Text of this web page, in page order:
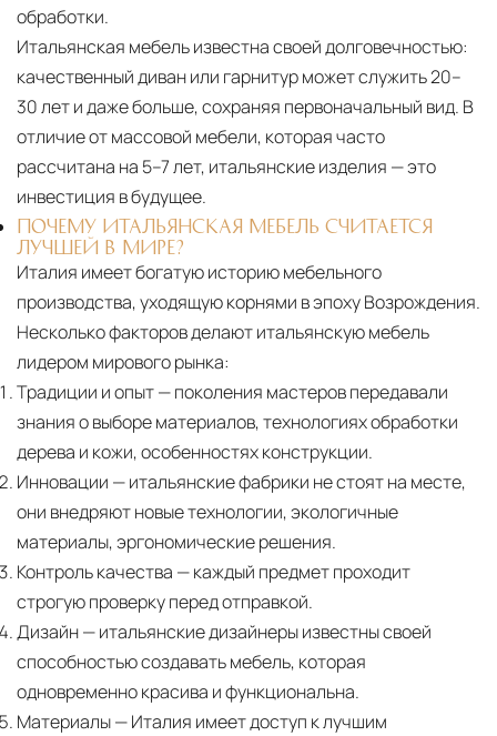
обработки.
Итальянская мебель известна своей долговечностью:
качественный диван или гарнитур может служить 20–
30 лет и даже больше, сохраняя первоначальный вид. В
отличие от массовой мебели, которая часто
рассчитана на 5–7 лет, итальянские изделия — это
инвестиция в будущее.
ПОЧЕМУ ИТАЛЬЯНСКАЯ МЕБЕЛЬ СЧИТАЕТСЯ
ЛУЧШЕЙ В МИРЕ?
Италия имеет богатую историю мебельного
производства, уходящую корнями в эпоху Возрождения.
Несколько факторов делают итальянскую мебель
лидером мирового рынка:
Традиции и опыт— поколения мастеров передавали
знания о выборе материалов, технологиях обработки
дерева и кожи, особенностях конструкции.
Инновации — итальянские фабрики не стоят на месте,
они внедряют новые технологии, экологичные
материалы, эргономические решения.
Контроль качества — каждый предмет проходит
строгую проверку перед отправкой.
Дизайн— итальянские дизайнеры известны своей
способностью создавать мебель, которая
одновременно красива и функциональна.
Материалы— Италия имеет доступ к лучшим